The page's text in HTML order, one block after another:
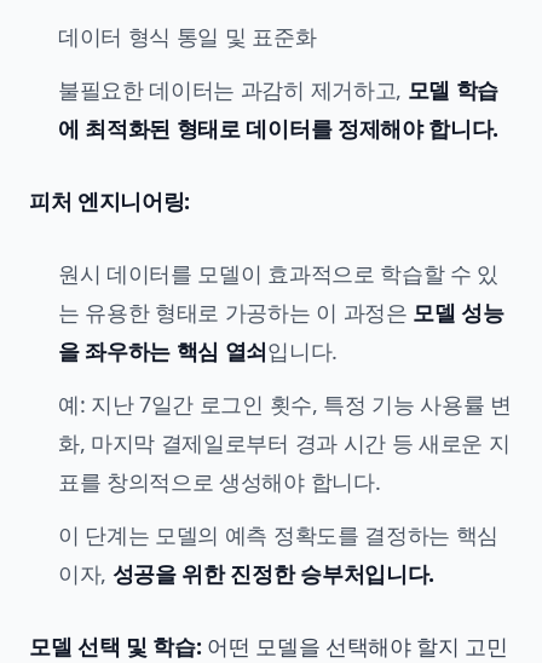
데이터 형식 통일 및 표준화
불필요한 데이터는 과감히 제거하고, 모델 학습
에 최적화된 형태로 데이터를 정제해야 합니다.
피처 엔지니어링:
원시 데이터를 모델이 효과적으로 학습할 수 있
는 유용한 형태로 가공하는 이 과정은 모델 성능
을 좌우하는 핵심 열쇠입니다.
예: 지난 7일간 로그인 횟수, 특정 기능 사용률 변
화, 마지막 결제일로부터 경과 시간 등 새로운 지
표를 창의적으로 생성해야 합니다.
이 단계는 모델의 예측 정확도를 결정하는 핵심
이자, 성공을 위한 진정한 승부처입니다.
모델 선택 및 학습: 어떤 모델을 선택해야 할지 고민